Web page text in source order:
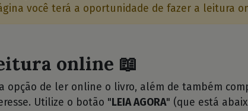
você terá a oportunidade de fazer a leitura
online 📖
opção de ler online o livro, além de também
Utilize o botão " LEIA AGORA" (que está